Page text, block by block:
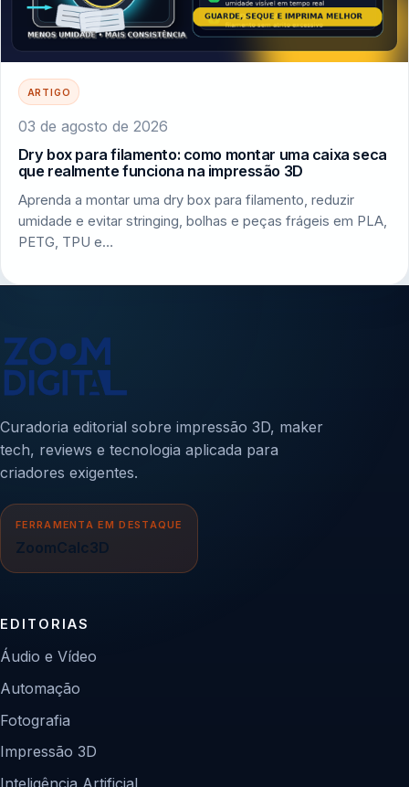
ARTIGO
03 de agosto de 2026
Dry box para filamento: como montar uma caixa seca
que realmente funciona na impressão 3D
Aprenda a montar uma dry box para filamento, reduzir
umidade e evitar stringing, bolhas e peças frágeis em PLA,
PETG, TPU e…
Curadoria editorial sobre impressão 3D, maker
tech, reviews e tecnologia aplicada para
criadores exigentes.
FERRAMENTA EM DESTAQUE
ZoomCalc3D
EDITORIAS
Áudio e Vídeo
Automação
Fotografia
Impressão 3D
Inteligência Artificial